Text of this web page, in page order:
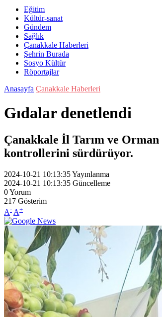
Eğitim
Kültür-sanat
Gündem
Sağlık
Çanakkale Haberleri
Şehrin Burada
Sosyo Kültür
Röportajlar
Anasayfa Çanakkale Haberleri
Gıdalar denetlendi
Çanakkale İl Tarım ve
kontrollerini sürdürüyor.
2024-10-21 10:13:35Yayınlanma
2024-10-21 10:13:35 Güncelleme
0Yorum
217 Gösterim
A- A+